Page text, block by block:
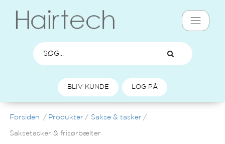
BLIV KUNDE LOG PÅ
Forsiden / Produkter / Sakse & tasker /
Saksetasker & frisørbælter